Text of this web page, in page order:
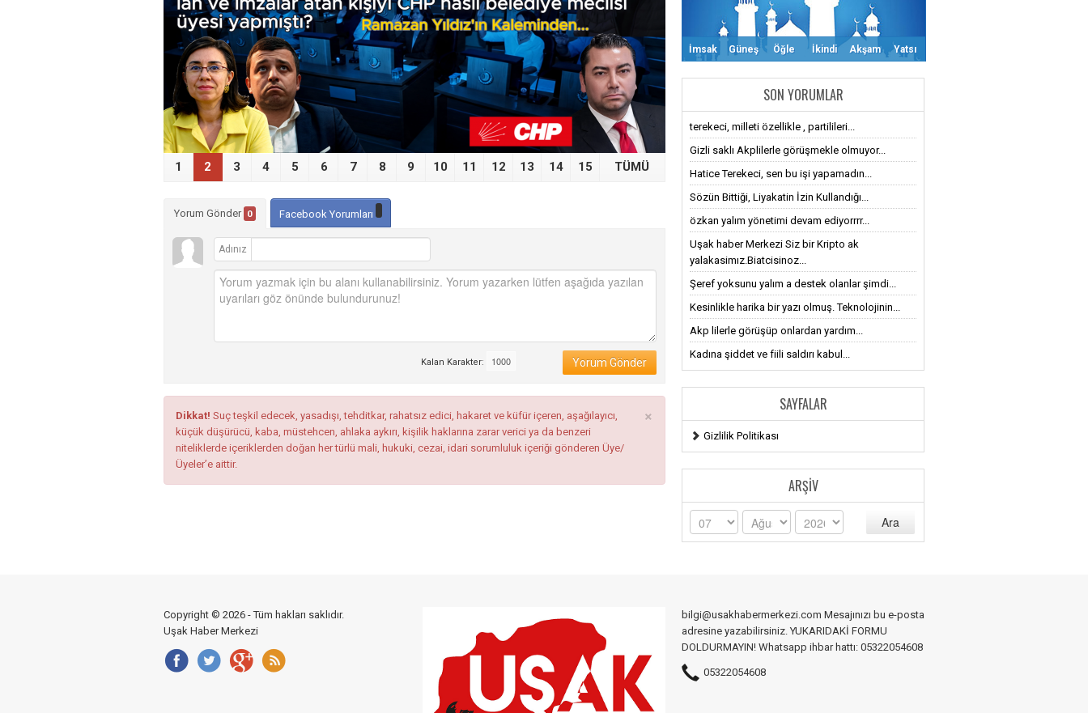
1 2 3 4 5 6 7 8 9 10 11 12 13 14 15 TÜMÜ
Yorum Gönder 0 Facebook Yorumları
Adınız
Yorum Gönder
Kalan Karakter:
×
Dikkat! Suç teşkil edecek, yasadışı, tehditkar, rahatsız edici, hakaret ve küfür içeren, aşağılayıcı,
küçük düşürücü, kaba, müstehcen, ahlaka aykırı, kişilik haklarına zarar verici ya da benzeri
niteliklerde içeriklerden doğan her türlü mali, hukuki, cezai, idari sorumluluk içeriği gönderen Üye/
Üyeler’e aittir.
İmsak Güneş Öğle İkindi Akşam Yatsı
SON YORUMLAR
terekeci, milleti özellikle , partilileri...
Gizli saklı Akplilerle görüşmekle olmuyor...
Hatice Terekeci, sen bu işi yapamadın...
Sözün Bittiği, Liyakatin İzin Kullandığı...
özkan yalım yönetimi devam ediyorrrr...
Uşak haber Merkezi Siz bir Kripto ak
yalakasimız.Biatcisinoz...
Şeref yoksunu yalım a destek olanlar şimdi...
Kesinlikle harika bir yazı olmuş. Teknolojinin...
Akp lilerle görüşüp onlardan yardım...
Kadına şiddet ve fiili saldırı kabul...
SAYFALAR
Gizlilik Politikası
ARŞIV
Ara
Copyright © 2026 - Tüm hakları saklıdır.
Uşak Haber Merkezi
bilgi@usakhabermerkezi.com Mesajınızı bu e-posta
adresine yazabilirsiniz. YUKARIDAKİ FORMU
DOLDURMAYIN! Whatsapp ihbar hattı: 05322054608
05322054608